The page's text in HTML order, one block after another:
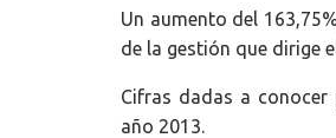
Un aumento del
de la gestión que dirige
Cifras dadas a
año 2013.